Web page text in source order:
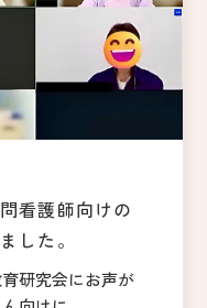
看護師向けの
した。
研究会にお声が